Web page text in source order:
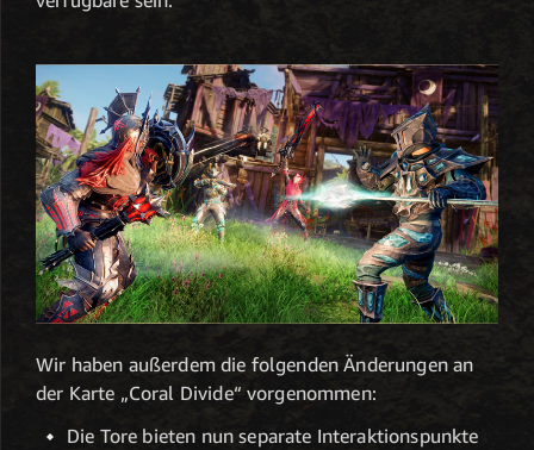
Wir haben außerdem die folgenden Änderungen an
der Karte „Coral Divide“ vorgenommen:
Die Tore bieten nun separate Interaktionspunkte